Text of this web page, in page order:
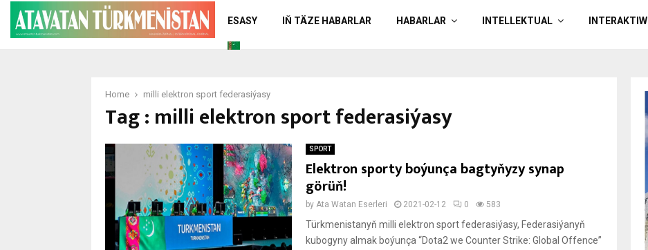
ESASY IŇ TÄZE HABARLAR HABARLAR INTELLEKTUAL INTERAKTIW
Home milli elektron sport federasiýasy
Tag : milli elektron sport federasiýasy
SPORT
Elektron sporty boýunça bagtyňyzy synap
görüň!
by Ata Watan Eserleri 2021-02-12 0 583
Türkmenistanyň milli elektron sport federasiýasy, Federasiýanyň
kubogyny almak boýunça “Dota2 we Counter Strike: Global Offence”